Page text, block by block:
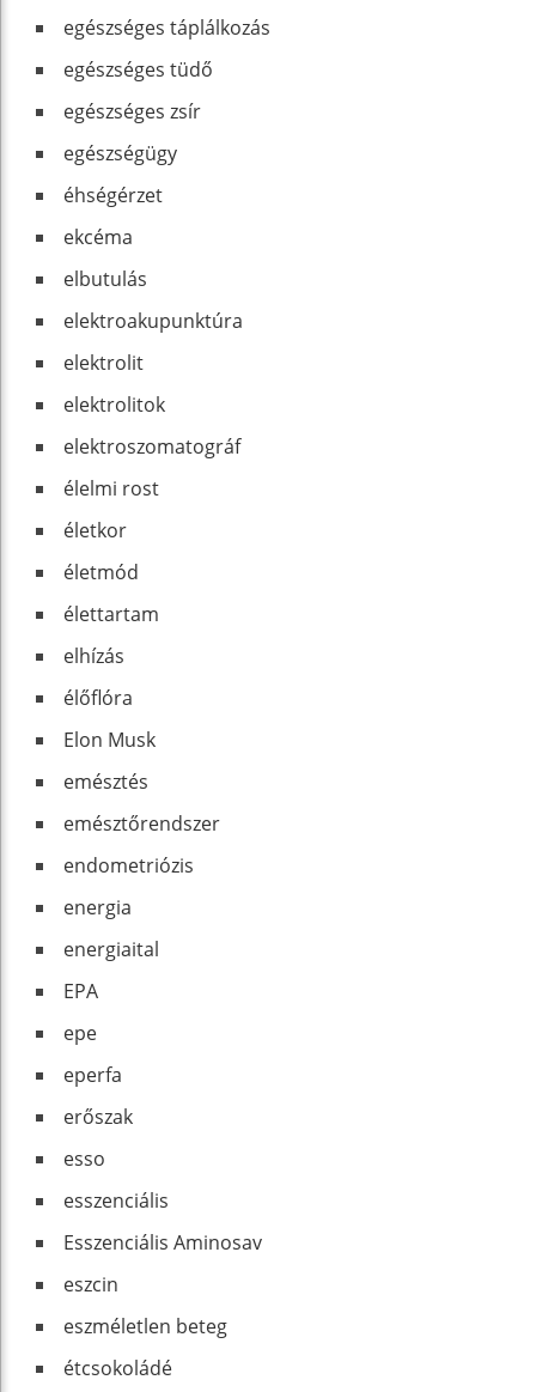
egészséges táplálkozás
egészséges tüdő
egészséges zsír
egészségügy
éhségérzet
ekcéma
elbutulás
elektroakupunktúra
elektrolit
elektrolitok
elektroszomatográf
élelmi rost
életkor
életmód
élettartam
elhízás
élőflóra
Elon Musk
emésztés
emésztőrendszer
endometriózis
energia
energiaital
EPA
epe
eperfa
erőszak
esso
esszenciális
Esszenciális Aminosav
eszcin
eszméletlen beteg
étcsokoládé